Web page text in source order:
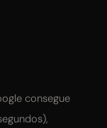
consegue